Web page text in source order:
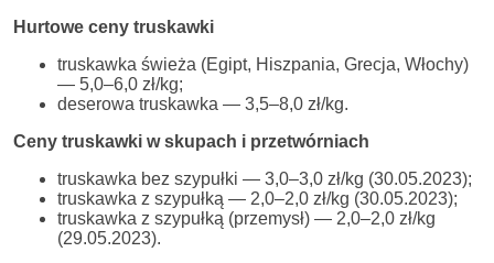
Hurtowe ceny truskawki
truskawka świeża (Egipt, Hiszpania, Grecja, Włochy)
— 5,0–6,0 zł/kg;
deserowa truskawka — 3,5–8,0 zł/kg.
Ceny truskawki w skupach i przetwórniach
truskawka bez szypułki — 3,0–3,0 zł/kg (30.05.2023);
truskawka z szypułką — 2,0–2,0 zł/kg (30.05.2023);
truskawka z szypułką (przemysł) — 2,0–2,0 zł/kg
(29.05.2023).